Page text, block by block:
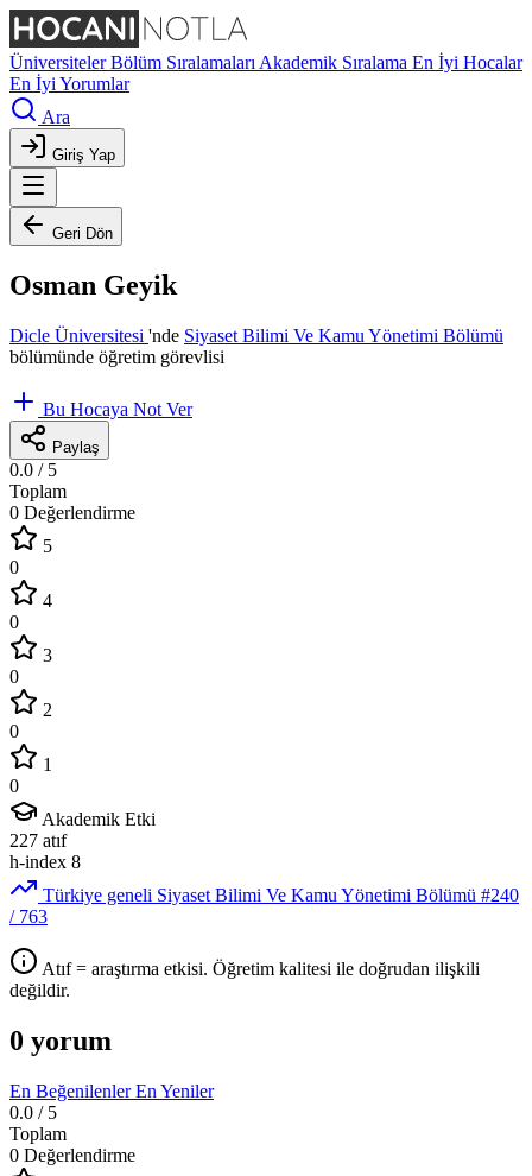
ÜniversitelerBölüm Sıralamaları Akademik Sıralama En İyi Hocalar
En İyi Yorumlar
Ara
Giriş Yap
Geri Dön
Osman Geyik
Dicle Üniversitesi 'nde Siyaset Bilimi Ve Kamu Yönetimi Bölümü
bölümünde öğretim görevlisi
Bu Hocaya Not Ver
Paylaş
0.0 / 5
Toplam
0 Değerlendirme
5
0
4
0
3
0
2
0
1
0
Akademik Etki
227 atıf
h-index 8
Türkiye geneli Siyaset Bilimi Ve Kamu Yönetimi Bölümü #240
/ 763
Atıf = araştırma etkisi. Öğretim kalitesi ile doğrudan ilişkili
değildir.
0 yorum
En BeğenilenlerEn Yeniler
0.0 / 5
Toplam
0 Değerlendirme